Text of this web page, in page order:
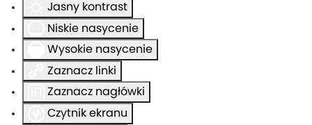
Jasny kontrast
Niskie nasycenie
Wysokie nasycenie
Zaznacz linki
Zaznacz nagłówki
Czytnik ekranu